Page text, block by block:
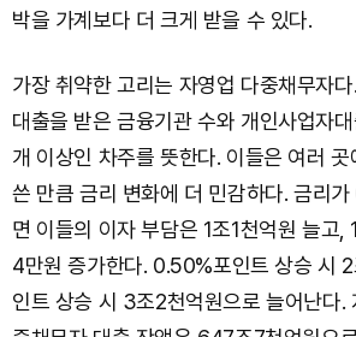
박을 가계보다 더 크게 받을 수 있다.
가장 취약한 고리는 자영업 다중채무자
대출을 받은 금융기관 수와 개인사업자
개 이상인 차주를 뜻한다. 이들은 여러
쓴 만큼 금리 변화에 더 민감하다. 금리
면 이들의 이자 부담은 1조1천억원 늘고,
4만원 증가한다. 0.50%포인트 상승 시
인트 상승 시 3조2천억원으로 늘어난다.